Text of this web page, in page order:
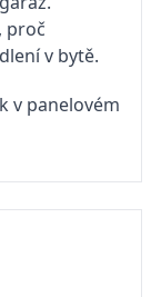
proč
v bytě.
v panelovém